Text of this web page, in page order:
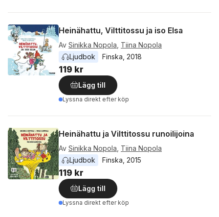
Heinähattu, Vilttitossu ja iso Elsa
Av Sinikka Nopola Tiina Nopola
Ljudbok
Finska 2018
119 kr
Lägg till
Lyssna direkt efter köp
Heinähattu ja Vilttitossu runoilijoina
Av Sinikka Nopola Tiina Nopola
Ljudbok
Finska 2015
119 kr
Lägg till
Lyssna direkt efter köp